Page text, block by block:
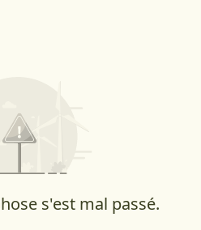
s'est mal passé.